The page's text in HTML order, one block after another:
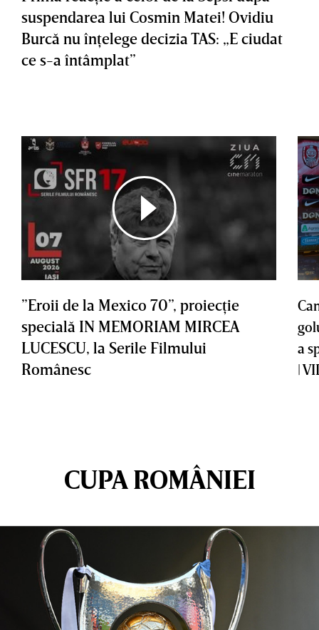
suspendarea lui Cosmin Matei! Ovidiu
Burcă nu înţelege decizia TAS: „E ciudat
ce s-a întâmplat”
”Eroii de la Mexico 70”, proiecţie
specială IN MEMORIAM MIRCEA
LUCESCU, la Serile Filmului
Românesc
a
|
CUPA ROMÂNIEI